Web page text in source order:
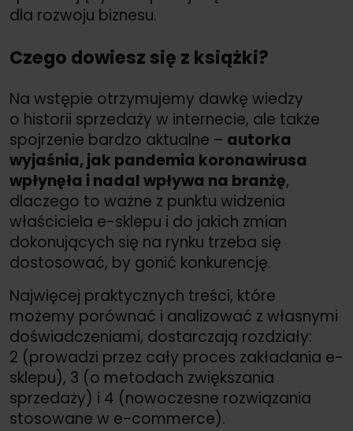
dla rozwoju biznesu.
Czego dowiesz się z książki?
Na wstępie otrzymujemy dawkę wiedzy
o historii sprzedaży w internecie, ale także
spojrzenie bardzo aktualne – autorka
wyjaśnia, jak pandemia koronawirusa
wpłynęła i nadal wpływa na branżę,
dlaczego to ważne z punktu widzenia
właściciela e-sklepu i do jakich zmian
dokonujących się na rynku trzeba się
dostosować, by gonić konkurencję.
Najwięcej praktycznych treści, które
możemy porównać i analizować z własnymi
doświadczeniami, dostarczają rozdziały:
2 (prowadzi przez cały proces zakładania e-
sklepu), 3 (o metodach zwiększania
sprzedaży) i 4 (nowoczesne rozwiązania
stosowane w e-commerce).